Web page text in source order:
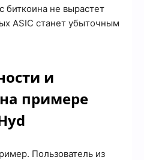
биткоина не вырастет
ASIC станет убыточным
и
примере
Пользователь из